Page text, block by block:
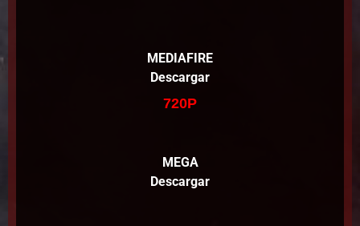
MEDIAFIRE
Descargar
720P
MEGA
Descargar